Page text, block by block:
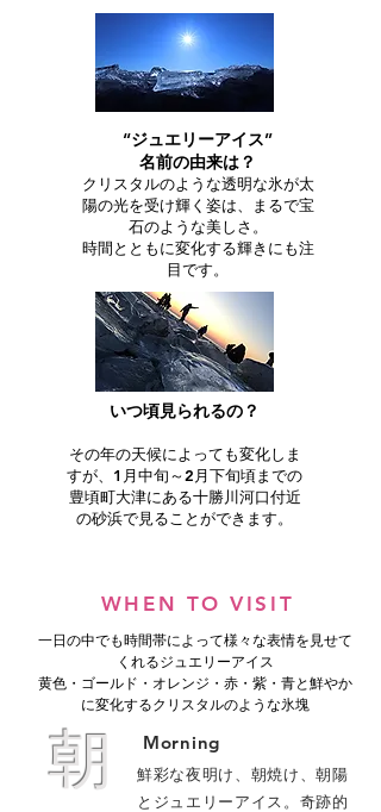
“ジュエリーアイス”
名前の由来は？
クリスタルのような透明な氷が太
陽の光を受け輝く姿は、まるで宝
石のような美しさ。
時間とともに変化する輝きにも注
目です。
いつ頃見られるの？
その年の天候によっても変化しま
すが、1月中旬～2月下旬頃までの
豊頃町大津にある十勝川河口付近
の砂浜で見ることができます。
WHEN TO VISIT
一日の中でも時間帯によって様々な表情を見せて
くれるジュエリーアイス
黄色・ゴールド・オレンジ・赤・紫・青と鮮やか
に変化するクリスタルのような氷塊
朝 Morning
鮮彩な夜明け、朝焼け、朝陽
とジュエリーアイス。​奇跡的